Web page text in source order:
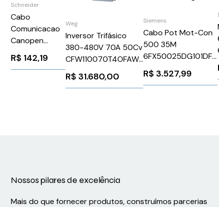
Schneider
Cabo
Comunicacao
Canopen
C/Rj45 1M Cz -
Schneider
R$ 142,19
Weg
Inversor Trifásico
380-480V 70A 50Cv
CFW110070T4OFAWZ
WEG Weg 12467963
R$ 31.680,00
Siemens
Cabo Pot Mot-Con
500 35M
6FX50025DG101DF0
Siemens 84897
R$ 3.527,99
Nossos pilares de excelência
Mais do que fornecer produtos, construímos parcerias